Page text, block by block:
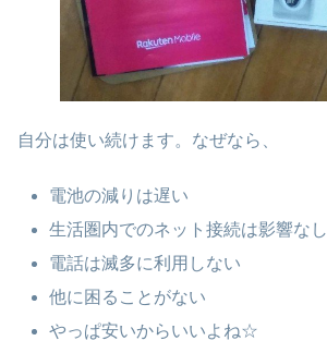
自分は使い続けます。なぜなら、
電池の減りは遅い
生活圏内でのネット接続は影響なし
電話は滅多に利用しない
他に困ることがない
やっぱ安いからいいよね☆